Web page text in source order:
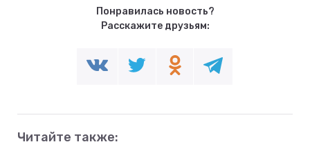
Понравилась новость?
Расскажите друзьям:
Читайте также: